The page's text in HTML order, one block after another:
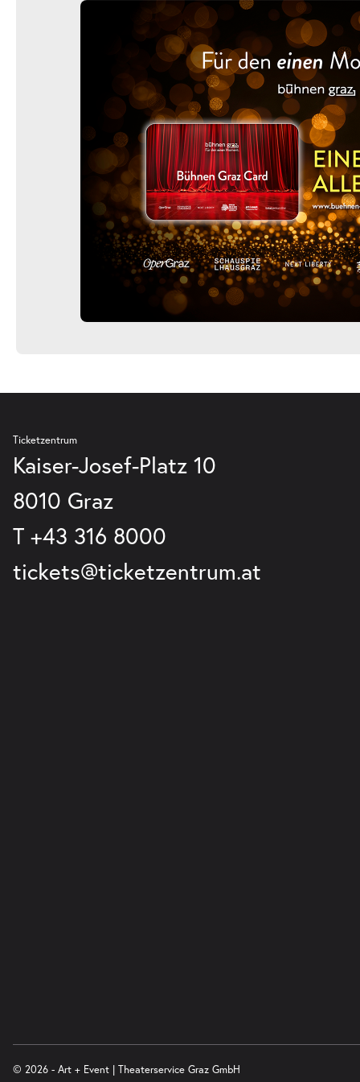
ФielföلkaŠtát
Mi.
14.10.2026
ФielföلkaŠtát-
Do.
15.10.2026
Do. 15.10.2026
20:00 Uhr
20:00 Uhr
ФielföلkaŠtát
30.10.2026
Fr. 30.10.2026
Ticketzentrum
Kaiser-Josef-Platz 10
8010 Graz
T +43 316 8000
tickets@ticketzentrum.at
© 2026 - Art + Event | Theaterservice Graz GmbH